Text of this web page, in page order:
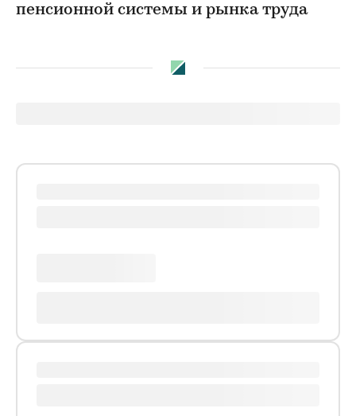
пенсионной системы и рынка труда